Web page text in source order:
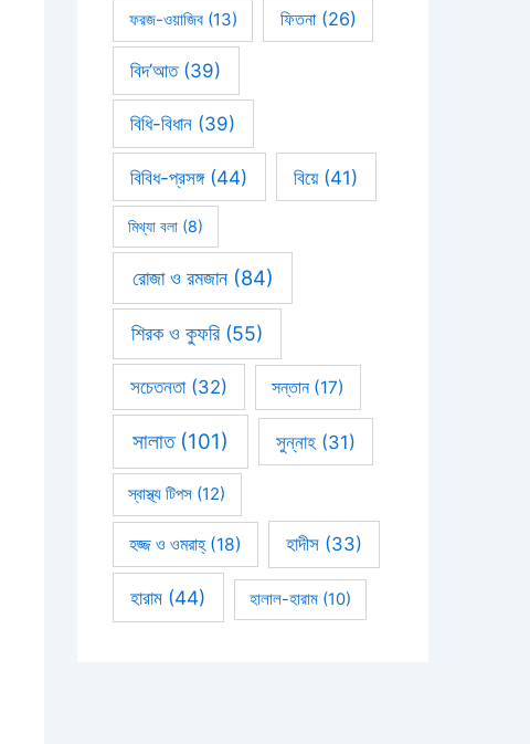
ফরজ-ওয়াজিব(13) ফিতনা(26)
বিদ’আত(39)
বিধি-বিধান (39)
বিবিধ-প্রসঙ্গ(44) বিয়ে(41)
মিথ্যা বলা(8)
রোজা ও রমজান(84)
শিরক ও কুফরি(55)
সচেতনতা(32) সন্তান(17)
সালাত(101) সুন্নাহ(31)
স্বাস্থ্য টিপস (12)
হজ্জ ও ওমরাহ্‌(18) হাদীস (33)
হারাম (44) হালাল-হারাম (10)